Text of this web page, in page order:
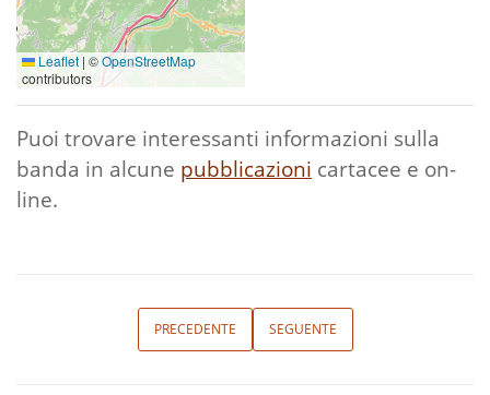
Leaflet | ©OpenStreetMap
contributors
Puoi trovare interessanti informazioni sulla
banda in alcune pubblicazioni cartacee e on-
line.
PRECEDENTE SEGUENTE